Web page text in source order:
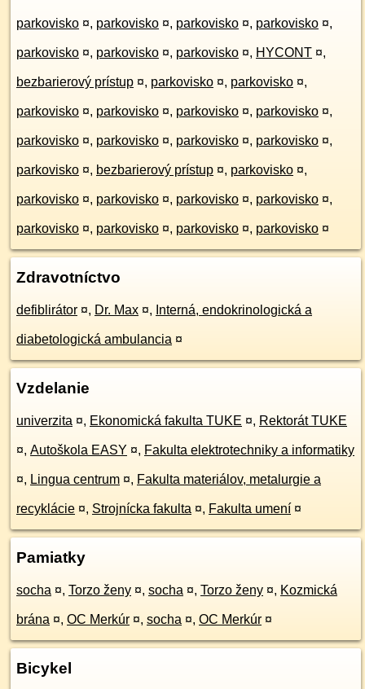
parkovisko ¤, parkovisko ¤, parkovisko ¤, parkovisko ¤,
parkovisko ¤, parkovisko ¤, parkovisko ¤, HYCONT ¤,
bezbarierový prístup ¤, parkovisko ¤, parkovisko ¤,
parkovisko ¤, parkovisko ¤, parkovisko ¤, parkovisko ¤,
parkovisko ¤, parkovisko ¤, parkovisko ¤, parkovisko ¤,
parkovisko ¤, bezbarierový prístup ¤, parkovisko ¤,
parkovisko ¤, parkovisko ¤, parkovisko ¤, parkovisko ¤,
parkovisko ¤, parkovisko ¤, parkovisko ¤, parkovisko ¤
Zdravotníctvo
defiblirátor ¤, Dr. Max ¤, Interná, endokrinologická a
diabetologická ambulancia ¤
Vzdelanie
univerzita ¤, Ekonomická fakulta TUKE ¤, Rektorát TUKE
¤, Autoškola EASY ¤, Fakulta elektrotechniky a informatiky
¤, Lingua centrum ¤, Fakulta materiálov, metalurgie a
recyklácie ¤, Strojnícka fakulta ¤, Fakulta umení ¤
Pamiatky
socha ¤, Torzo ženy ¤, socha ¤, Torzo ženy ¤, Kozmická
brána ¤, OC Merkúr ¤, socha ¤, OC Merkúr ¤
Bicykel